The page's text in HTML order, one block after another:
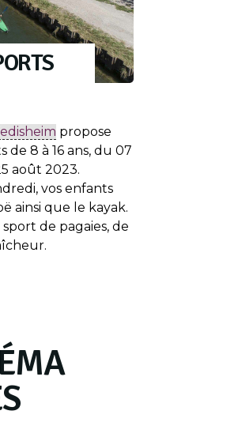
propose
de 8 à 16 ans, du 07
août 2023.
vos enfants
ainsi que le kayak.
de pagaies, de